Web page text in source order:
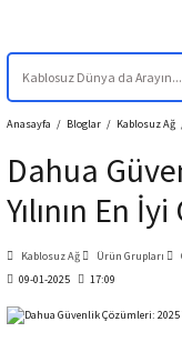
Anasayfa Bloglar Kablosuz Ağ
Dahua
Yılının En
Kablosuz Ağ Ürün Grupları
09-01-2025
17:09